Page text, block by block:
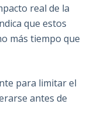
real de la
que estos
más tiempo que
para limitar el
antes de